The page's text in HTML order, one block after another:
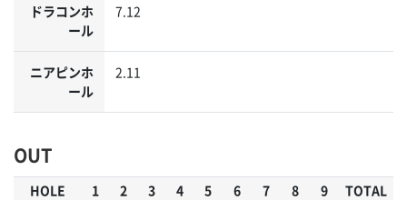
ドラコンホ
ール
7.12
ニアピンホ
ール
2.11
OUT
HOLE 1 2 3 4 5 6 7 8 9
TOTAL